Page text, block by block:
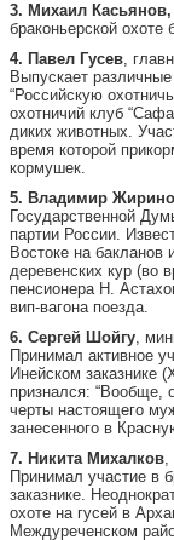
3. Михаил Касьянов,
браконьерской
4. Павел Гусев,
Выпускает
“Российскую
охотничий клуб
диких животных.
время которой
кормушек.
5. Владимир
Государственной
партии России.
Востоке на бакланов
деревенских кур (во
пенсионера Н.
вип-вагона поезда.
6. Сергей Шойгу,
Принимал активное
Инейском заказнике
признался:
черты настоящего
занесенного в
7. Никита Михалков,
Принимал участие в
заказнике.
охоте на гусей в
Междуреченском